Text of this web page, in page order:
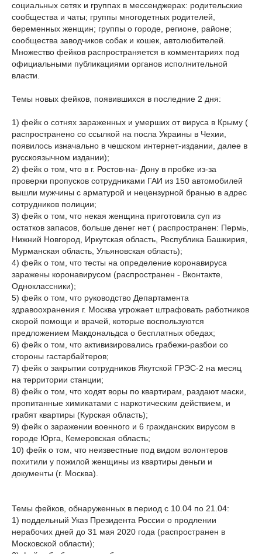
социальных сетях и группах в мессенджерах: родительские
сообщества и чаты; группы многодетных родителей,
беременных женщин; группы о городе, регионе, районе;
сообщества заводчиков собак и кошек, автолюбителей.
Множество фейков распространяется в комментариях под
официальными публикациями органов исполнительной
власти.
Темы новых фейков, появившихся в последние 2 дня:
1) фейк о сотнях зараженных и умерших от вируса в Крыму (
распространено со ссылкой на посла Украины в Чехии,
появилось изначально в чешском интернет-издании, далее в
русскоязычном издании);
2) фейк о том, что в г. Ростов-на- Дону в пробке из-за
проверки пропусков сотрудниками ГАИ из 150 автомобилей
вышли мужчины с арматурой и нецензурной бранью в адрес
сотрудников полиции;
3) фейк о том, что некая женщина приготовила суп из
остатков запасов, больше денег нет ( распространен: Пермь,
Нижний Новгород, Иркутская область, Республика Башкирия,
Мурманская область, Ульяновская область);
4) фейк о том, что тесты на определение коронавируса
заражены коронавирусом (распространен - Вконтакте,
Одноклассники);
5) фейк о том, что руководство Департамента
здравоохранения г. Москва угрожает штрафовать работников
скорой помощи и врачей, которые воспользуются
предложением Макдональдса о бесплатных обедах;
6) фейк о том, что активизировались грабежи-разбои со
стороны гастарбайтеров;
7) фейк о закрытии сотрудников Якутской ГРЭС-2 на месяц
на территории станции;
8) фейк о том, что ходят воры по квартирам, раздают маски,
пропитанные химикатами с наркотическим действием, и
грабят квартиры (Курская область);
9) фейк о заражении военного и 6 гражданских вирусом в
городе Юрга, Кемеровская область;
10) фейк о том, что неизвестные под видом волонтеров
похитили у пожилой женщины из квартиры деньги и
документы (г. Москва).
Темы фейков, обнаруженных в период с 10.04 по 21.04:
1) поддельный Указ Президента России о продлении
нерабочих дней до 31 мая 2020 года (распространен в
Московской области);